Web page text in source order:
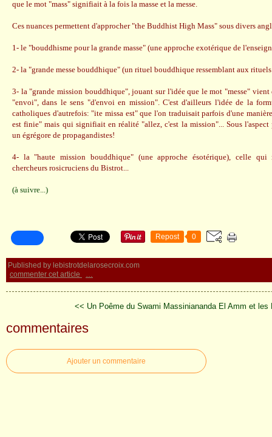
que le mot "mass" signifiait à la fois la masse et la messe.
Ces nuances permettent d'approcher "the Buddhist High Mass" sous divers
1- le "bouddhisme pour la grande masse" (une approche exotérique de
2- la "grande messe bouddhique" (un rituel bouddhique ressemblant aux
3- la "grande mission bouddhique", jouant sur l'idée que le mot "messe"
"envoi", dans le sens "d'envoi en mission". C'est d'ailleurs l'idée de la
catholiques d'autrefois: "ite missa est" que l'on traduisait parfois d'une
est finie" mais qui signifiait en réalité "allez, c'est la mission"... Sous l'aspect
un égrégore de propagandistes!
4- la "haute mission bouddhique" (une approche ésotérique), celle qui
chercheurs rosicruciens du Bistrot...
(à suivre...)
Repost 0
Published by lebistrotdelarosecroix.com
commenter cet article
…
<< Un Poême du Swami Massiniananda El Amm et les
commentaires
Ajouter un commentaire